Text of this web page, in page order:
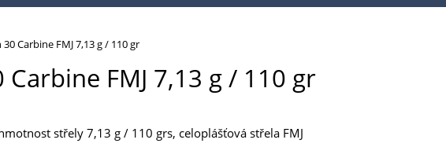
Carbine FMJ 7,13 g / 110 gr
FMJ 7,13 g / 110 gr
střely 7,13 g / 110 grs, celoplášťová střela FMJ